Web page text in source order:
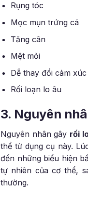
Rụng tóc
Mọc mụn trứng cá
Tăng cân
Mệt mỏi
Dễ thay đổi cảm xúc
Rối loạn lo âu
3. Nguyên
Nguyên nhân gây rối
thể từ dụng cụ này.
đến những biểu hiện
tự nhiên của cơ thể,
thường.